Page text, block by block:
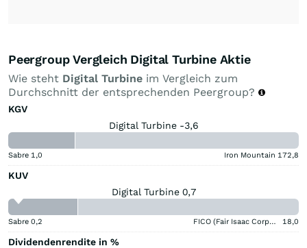
Peergroup Vergleich Digital Turbine Aktie
Wie steht Digital Turbine im Vergleich zum
Durchschnitt der entsprechenden Peergroup?
KGV
Digital Turbine -3,6
Sabre 1,0 Iron Mountain 172,8
KUV
Digital Turbine 0,7
Sabre 0,2 FICO (Fair Isaac Corporation) 18,0
Dividendenrendite in %